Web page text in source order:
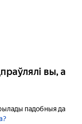
вы, а
падобныя да